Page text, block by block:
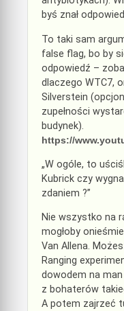
byś znał
To taki sam
false flag, bo by
odpowiedź –
dlaczego WTC7,
Silverstein
zupełności
budynek).
https://
„W ogóle, to
Kubrick czy
zdaniem ?”
Nie wszystko na
mogłoby
Van Allena.
Ranging
dowodem na man
z bohaterów
A potem zajrzeć